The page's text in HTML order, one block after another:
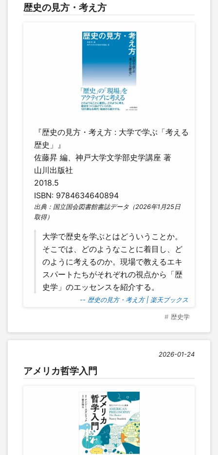
歴史の見方・考え方
『歴史の見方・考え方 : 大学で学ぶ「考える
歴史」』
佐藤昇 編、神戸大学文学部史学講座 著
山川出版社
2018.5
ISBN: 9784634640894
出典：国立国会図書館書誌データ（2026年1月25日
取得）
大学で歴史を学ぶとはどういうことか。
そこでは、どのようなことに着目し、ど
のように考えるのか。現場で教えるエキ
スパートたちがそれぞれの視点から「歴
史学」のエッセンスを紹介する。
-- 歴史の見方・考え方 | 楽天ブックス
歴史学
2026-01-24
アメリカ哲学入門